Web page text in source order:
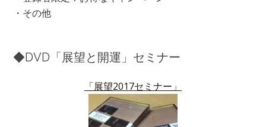
・その他
◆DVD「展望と開運」セミナー
「展望2017セミナー」